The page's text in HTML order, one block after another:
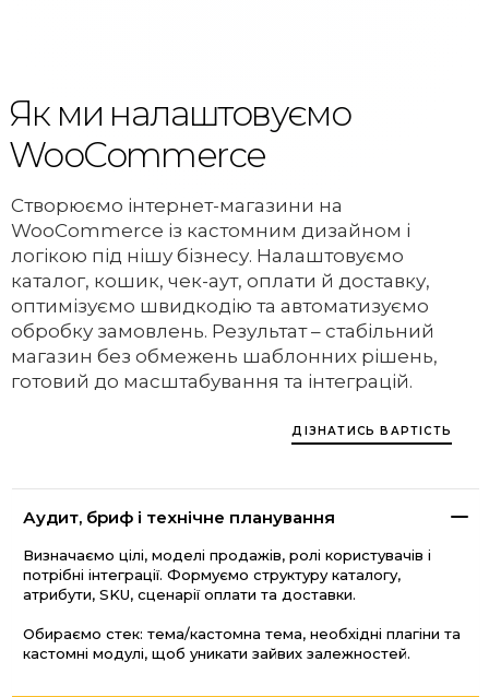
Як ми налаштовуємо
WooCommerce
Створюємо інтернет-магазини на
WooCommerce із кастомним дизайном і
логікою під нішу бізнесу. Налаштовуємо
каталог, кошик, чек-аут, оплати й доставку,
оптимізуємо швидкодію та автоматизуємо
обробку замовлень. Результат – стабільний
магазин без обмежень шаблонних рішень,
готовий до масштабування та інтеграцій.
ДІЗНАТИСЬ ВАРТІСТЬ
Аудит, бриф і технічне планування
Визначаємо цілі, моделі продажів, ролі користувачів і
потрібні інтеграції. Формуємо структуру каталогу,
атрибути, SKU, сценарії оплати та доставки.
Обираємо стек: тема/кастомна тема, необхідні плагіни та
кастомні модулі, щоб уникати зайвих залежностей.